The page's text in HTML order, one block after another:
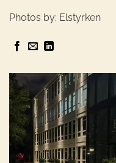
Photos by: Elstyrken